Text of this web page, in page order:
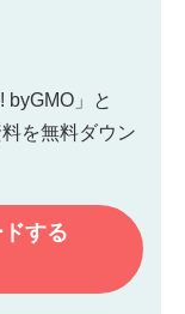
byGMO」と
を無料ダウン
する